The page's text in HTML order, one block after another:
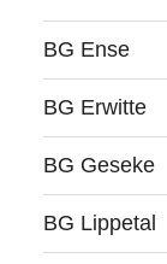
BG Ense
BG Erwitte
BG Geseke
BG Lippetal